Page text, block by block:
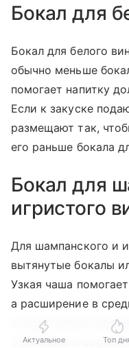
Бокал для
Бокал для белого
обычно меньше
помогает напитку
Если к закуске
размещают так,
его раньше бокала
Бокал для
игристого
Для шампанского и
вытянутые бокалы
Узкая чаша
а расширение в
почувствовать
с винными в
Актуальное Топ